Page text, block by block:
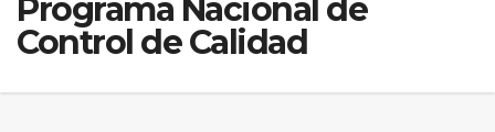
Programa Nacional de
Control de Calidad